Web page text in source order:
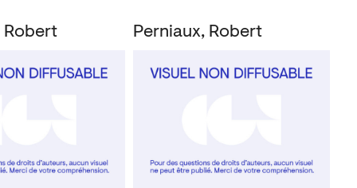
Robert Perniaux, Robert